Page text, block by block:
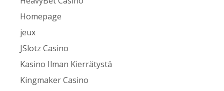
Homepage
jeux
JSlotz Casino
Kasino Ilman Kierrätystä
Kingmaker Casino